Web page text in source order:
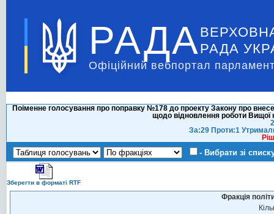
РАДА РАДА
Офіційний вебпортал
Поіменне голосування про поправку №178 до проекту Закону про
щодо відновлення роботи Вищої
За:29 Проти:1
- Вибрати зі
Зберегти в форматі RTF
Фракція